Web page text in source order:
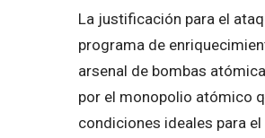
La justificación para el
programa de
arsenal de bombas
por el monopolio atómico
condiciones ideales para